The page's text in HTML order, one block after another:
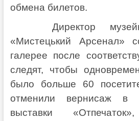
обмена билетов.
Директор
«Мистецький Арсенал»
галерее после
следят, чтобы
было больше 60
отменили вернисаж в
выставки